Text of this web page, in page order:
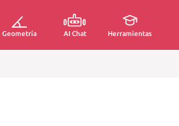
Geometría AI Chat Herramientas